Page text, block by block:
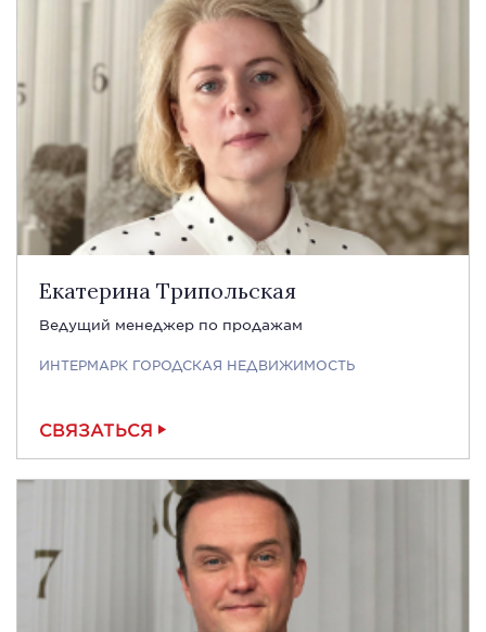
Екатерина Трипольская
Ведущий менеджер по продажам
ИНТЕРМАРК ГОРОДСКАЯ НЕДВИЖИМОСТЬ
СВЯЗАТЬСЯ